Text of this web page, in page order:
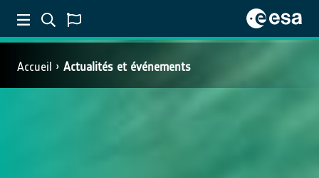
Accueil Actualités et événements